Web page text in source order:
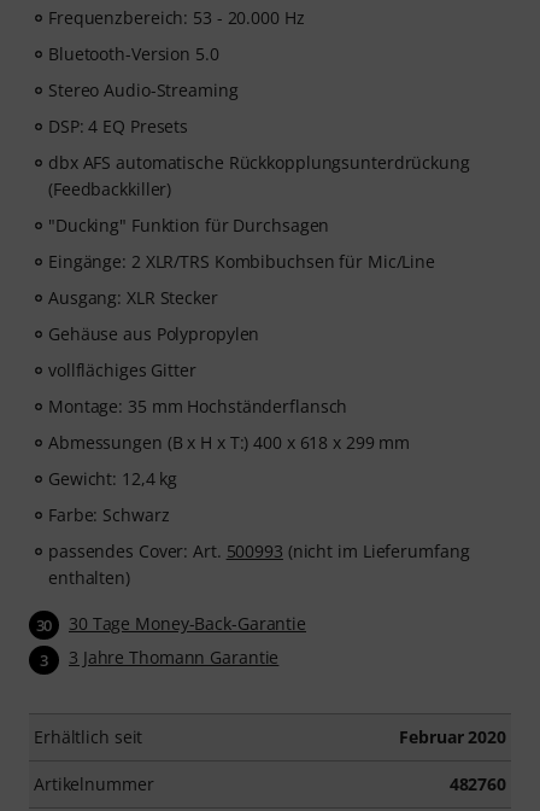
Frequenzbereich: 53 - 20.000 Hz
Bluetooth-Version 5.0
Stereo Audio-Streaming
DSP: 4 EQ Presets
dbx AFS automatische Rückkopplungsunterdrückung
(Feedbackkiller)
"Ducking" Funktion für Durchsagen
Eingänge: 2 XLR/TRS Kombibuchsen für Mic/Line
Ausgang: XLR Stecker
Gehäuse aus Polypropylen
vollflächiges Gitter
Montage: 35 mm Hochständerflansch
Abmessungen (B x H x T:) 400 x 618 x 299 mm
Gewicht: 12,4 kg
Farbe: Schwarz
passendes Cover: Art. 500993 (nicht im Lieferumfang
enthalten)
30 30 Tage Money-Back-Garantie
3 3 Jahre Thomann Garantie
Erhältlich seit Februar 2020
Artikelnummer 482760